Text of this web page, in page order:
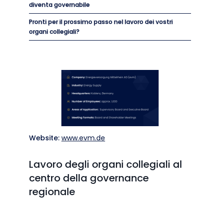
diventa governabile
Pronti per il prossimo passo nel lavoro dei vostri
organi collegiali?
Website: www.evm.de
Lavoro degli organi collegiali al
centro della governance
regionale